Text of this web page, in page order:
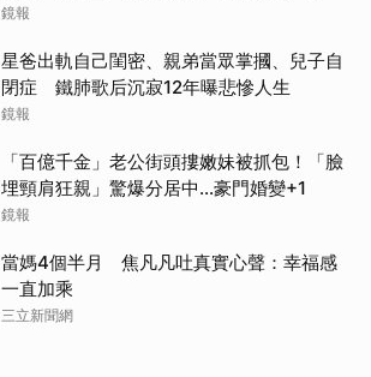
力交瘁曝現況
鏡報
星爸出軌自己閨密、親弟當眾掌摑、兒子自
閉症 鐵肺歌后沉寂12年曝悲慘人生
鏡報
「百億千金」老公街頭摟嫩妹被抓包！「臉
埋頸肩狂親」驚爆分居中...豪門婚變+1
鏡報
當媽4個半月 焦凡凡吐真實心聲：幸福感
一直加乘
三立新聞網